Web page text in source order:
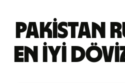
Pakistan
en iyi